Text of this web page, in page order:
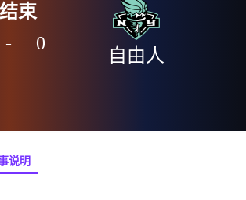
- 0
束
自由人
说明